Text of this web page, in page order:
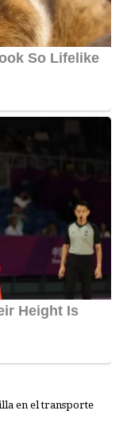
en el transporte